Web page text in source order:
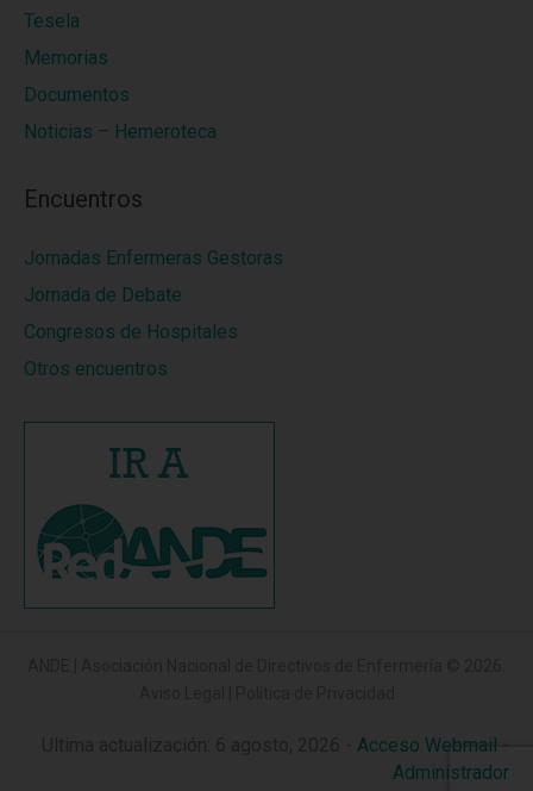
Tesela
Memorias
Documentos
Noticias – Hemeroteca
Encuentros
Jornadas Enfermeras Gestoras
Jornada de Debate
Congresos de Hospitales
Otros encuentros
Acceso Webmail -
Administrador